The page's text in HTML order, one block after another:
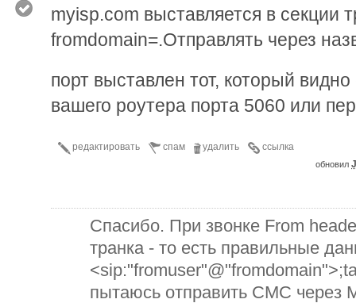
myisp.com выставляется в секции
fromdomain=.Отправлять через
порт выставлен тот, который
вашего роутера порта 5060 или
ссылка
удалить
спам
редактировать
обновил
Спасибо. При звонке From
транка - то есть правильные
пытаюсь отправить СМС через